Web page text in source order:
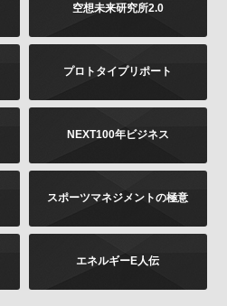
の取扱いに関するお問い合せ、
確認、訂正、削除など。訂正
もご記載ください）
時期、方法など
（ご住所、ご名前）
空想未来研究所2.0
プロトタイプリポート
NEXT100年ビジネス
スポーツマネジメントの極意
エネルギーE人伝